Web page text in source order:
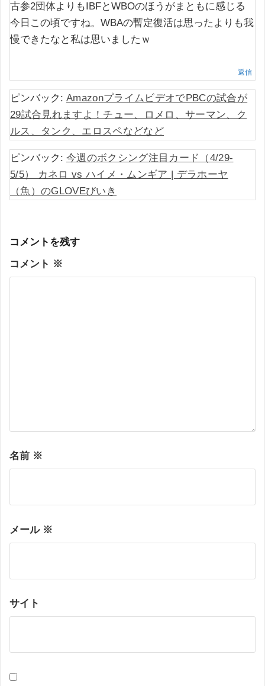
古参2団体よりもIBFとWBOのほうがまともに感じる
今日この頃ですね。WBAの暫定復活は思ったよりも我
慢できたなと私は思いましたｗ
返信
ピンバック: AmazonプライムビデオでPBCの試合が
29試合見れますよ！チュー、ロメロ、サーマン、ク
ルス、タンク、エロスペなどなど
ピンバック: 今週のボクシング注目カード（4/29-
5/5） カネロ vs ハイメ・ムンギア | デラホーヤ
（魚）のGLOVEびいき
コメントを残す
コメント ※
名前 ※
メール ※
サイト